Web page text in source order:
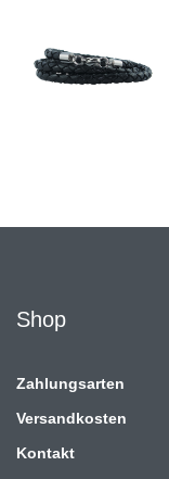
Shop
Zahlungsarten
Versandkosten
Kontakt